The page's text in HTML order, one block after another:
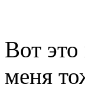
Вот это
меня